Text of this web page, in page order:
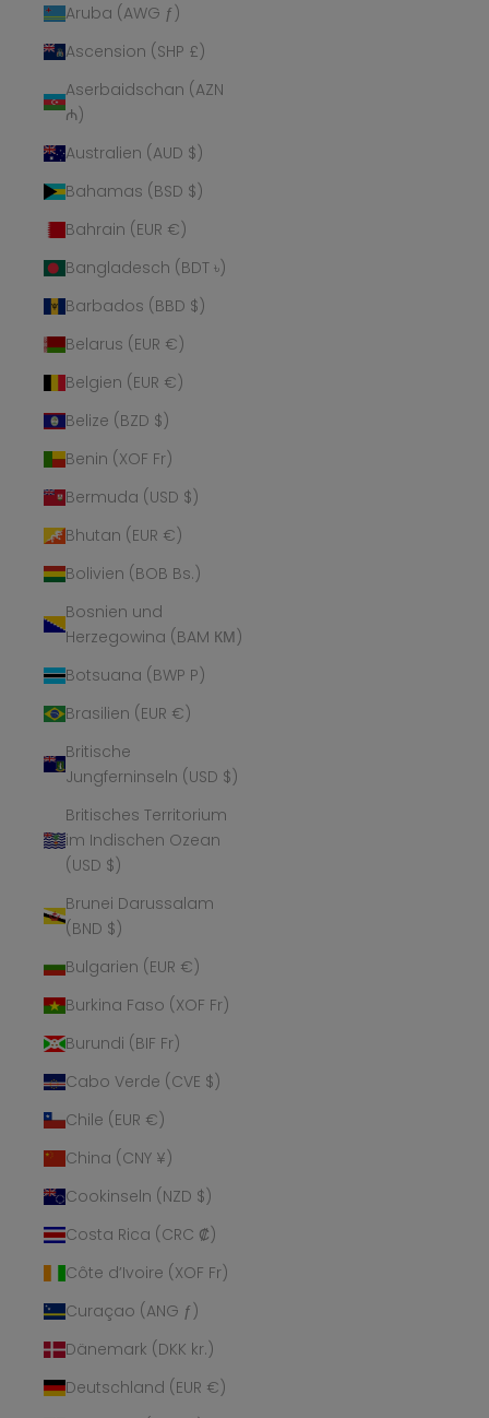
Aruba (AWG ƒ)
Ascension (SHP £)
Aserbaidschan (AZN
₼)
Australien (AUD $)
Bahamas (BSD $)
Bahrain (EUR €)
Bangladesch (BDT ৳)
Barbados (BBD $)
Belarus (EUR €)
Belgien (EUR €)
Belize (BZD $)
Benin (XOF Fr)
Bermuda (USD $)
Bhutan (EUR €)
Bolivien (BOB Bs.)
Bosnien und
Herzegowina (BAM КМ)
Botsuana (BWP P)
Brasilien (EUR €)
Britische
Jungferninseln (USD $)
Britisches Territorium
im Indischen Ozean
(USD $)
Brunei Darussalam
(BND $)
Bulgarien (EUR €)
Burkina Faso (XOF Fr)
Burundi (BIF Fr)
Cabo Verde (CVE $)
Chile (EUR €)
China (CNY ¥)
Cookinseln (NZD $)
Costa Rica (CRC ₡)
Côte d’Ivoire (XOF Fr)
Curaçao (ANG ƒ)
Dänemark (DKK kr.)
Deutschland (EUR €)